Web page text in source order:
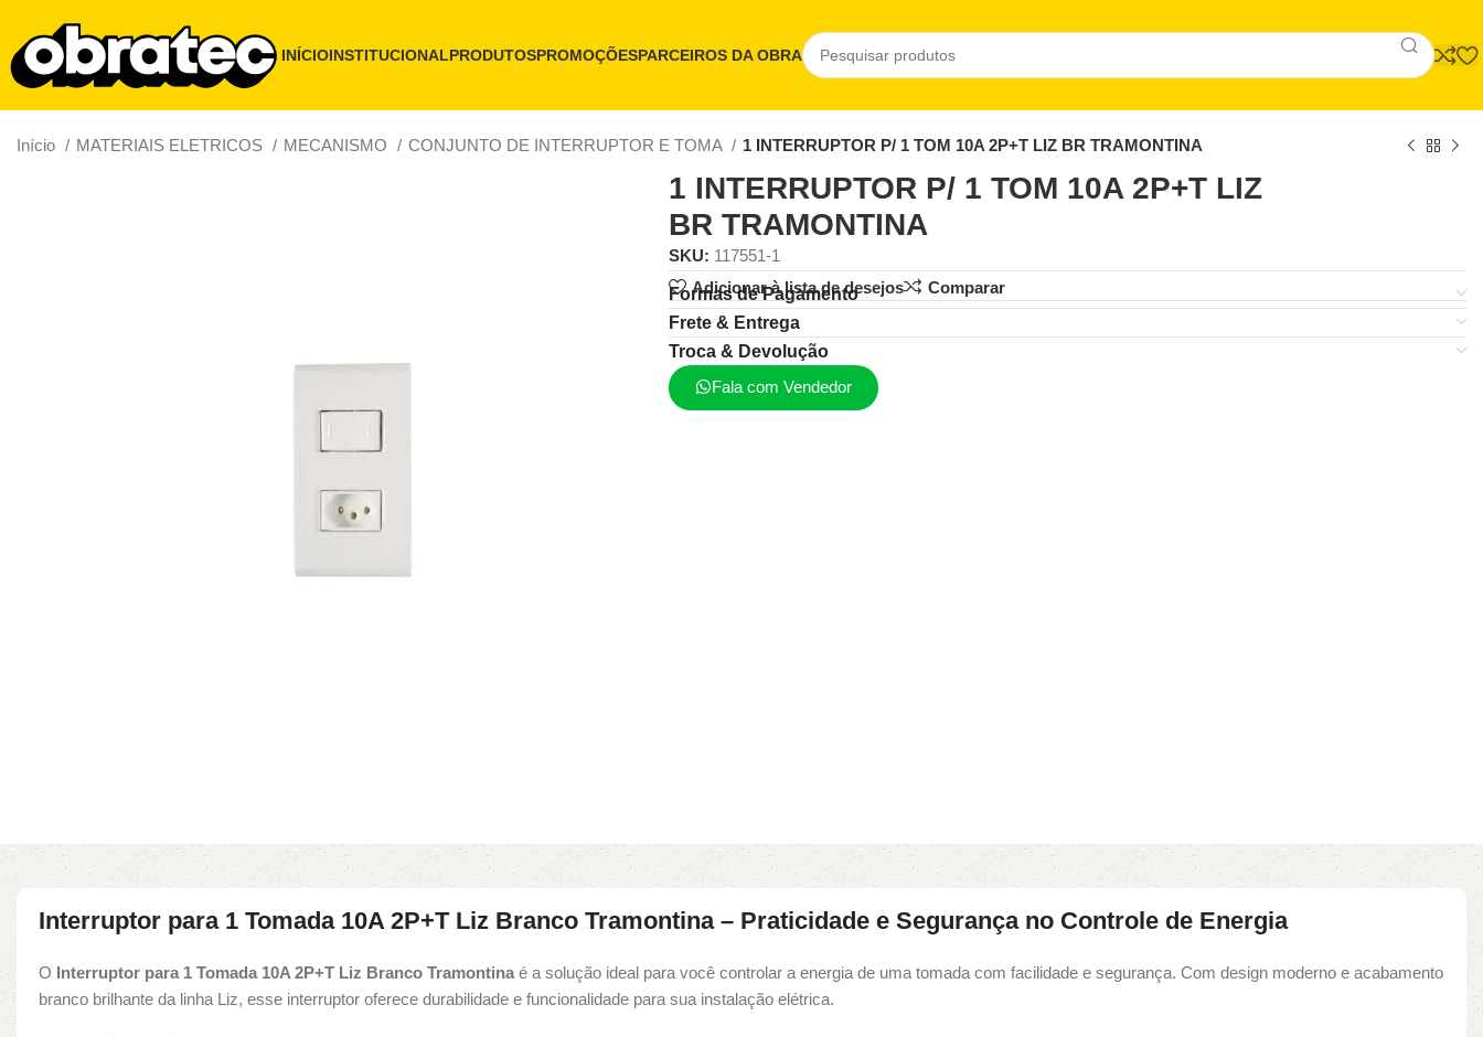
INÍCIOINSTITUCIONALPRODUTOSPROMOÇÕESPARCEIROS DA OBRA
Início MATERIAIS ELETRICOS MECANISMO CONJUNTO DE INTERRUPTOR E TOMA 1 INTERRUPTOR P/ 1 TOM 10A 2P+T LIZ BR TRAMONTINA
1 INTERRUPTOR P/ 1 TOM 10A 2P+T LIZ
BR TRAMONTINA
SKU: 117551-1
Adicionar à lista de desejos
Comparar
Formas de Pagamento
Frete & Entrega
Troca & Devolução
Fala com Vendedor
Interruptor para 1 Tomada 10A 2P+T Liz Branco Tramontina – Praticidade e Segurança no Controle de Energia
O Interruptor para 1 Tomada 10A 2P+T Liz Branco Tramontina é a solução ideal para você controlar a energia de uma tomada com facilidade e segurança. Com design moderno e acabamento
branco brilhante da linha Liz, esse interruptor oferece durabilidade e funcionalidade para sua instalação elétrica.